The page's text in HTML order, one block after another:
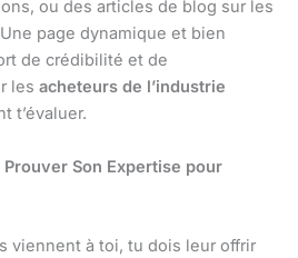
ou des articles de blog sur les
page dynamique et bien
de crédibilité et de
les acheteurs de l’industrie
t’évaluer.
Son Expertise pour
viennent à toi, tu dois leur offrir